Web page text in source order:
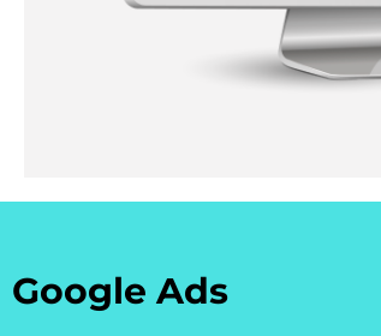
Google Ads